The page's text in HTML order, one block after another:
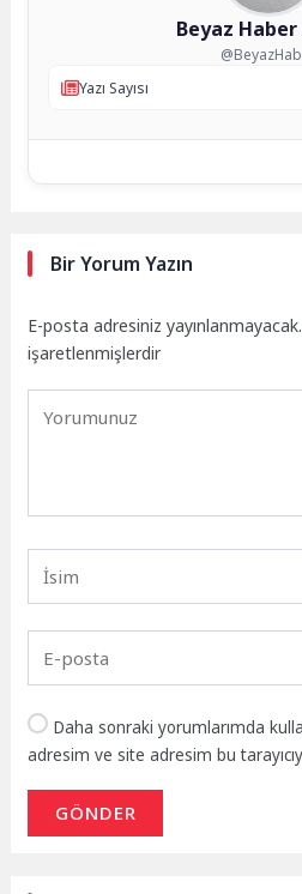
Beyaz Haber
Yazı Sayısı
Bir Yorum Yazın
E-posta adresiniz yayınlanmayacak.
işaretlenmişlerdir
Daha sonraki yorumlarımda
adresim ve site adresim bu
GÖNDER